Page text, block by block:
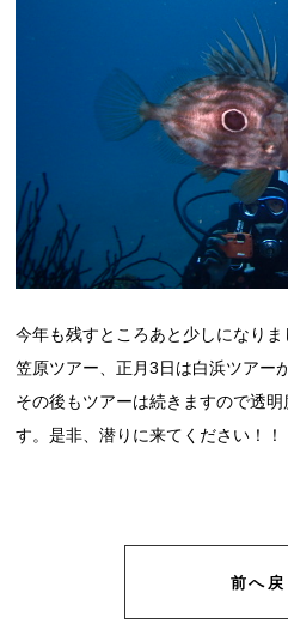
今年も残すところあと少しになり
笠原ツアー、正月3日は白浜ツアー
その後もツアーは続きますので透
す。是非、潜りに来てください！！
前へ戻